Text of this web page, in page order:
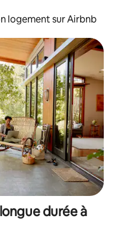
logement sur Airbnb
durée à